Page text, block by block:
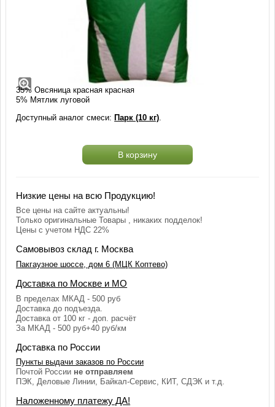
Газонная трава Парк, DLF (10 кг)
55% Райграс пастбищный
5% Овсяница красная измененная
35% Овсяница красная красная
5% Мятлик луговой
Доступный аналог смеси: Парк (10 кг)
В корзину
Низкие цены на всю Продукцию!
Все цены на сайте актуальны!
Только оригинальные Товары , никаких подделок!
Цены с учетом НДС 22%
Самовывоз склад г. Москва
Пакгаузное шоссе, дом 6 (МЦК Коптево)
Доставка по Москве и МО
В пределах МКАД - 500 руб
Доставка до подъезда.
Доставка от 100 кг - доп. расчёт
За МКАД - 500 руб+40 руб/км
Доставка по России
Пункты выдачи заказов по России
Почтой России не отправляем
ПЭК, Деловые Линии, Байкал-Сервис, КИТ, СДЭК и т.д.
Наложенному платежу ДА!